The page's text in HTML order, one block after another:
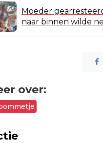
Moeder
naar binnen wilde
over: